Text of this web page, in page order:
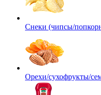
Снеки (чипсы/
Орехи/сухофрукты/